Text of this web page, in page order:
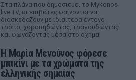
Στα πλάνα που δημοσιεύει το Mykonos
live TV, οι επιβάτες φαίνονται να
διασκεδάζουν με ιδιαίτερα έντονο
τρόπο, χοροπηδώντας, τραγουδώντας
και φωνάζοντας μέσα στο όχημα
Η Μαρία Μενούνος φόρεσε
μπικίνι με τα χρώματα της
ελληνικής σημαίας